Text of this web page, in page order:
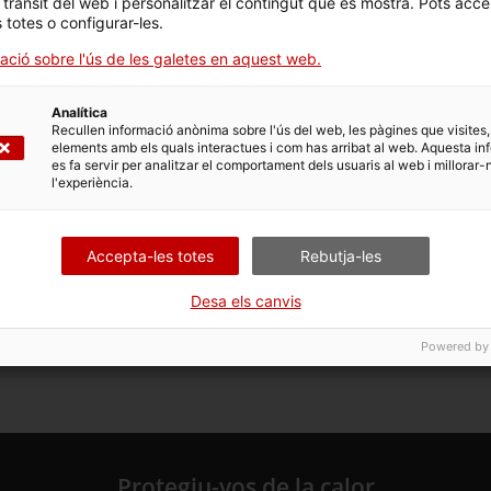
perquè deixin anar l’oli sobrant.
de presentació, una alternativa d’un plat tan típic com
a banda dels espinacs, hi ha els ous i el formatge,
És recomanable completar el plat amb un primer o una
com hidrats de carboni (pasta, patata, arròs, mill, etc.).
totes o configurar-les.
sobre l'ús de les galetes en aquest web.
Analítica
Recullen informació anònima sobre l'ús del web, les pàgines que
elements amb els quals interactues i com has arribat al web. Aquesta
es fa servir per analitzar el comportament dels usuaris al web i millorar-
l'experiència.
Accepta-les totes Rebutja-les
Desa els canvis
Powered by